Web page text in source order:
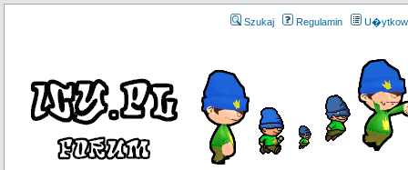
Szukaj Regulamin